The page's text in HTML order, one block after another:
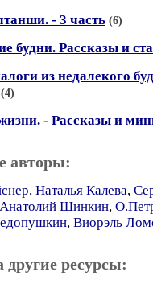
- 3 часть (6)
будни. Рассказы и
из недалекого
(4)
- Рассказы и
авторы:
, Наталья Калева,
Анатолий Шинкин,
, Виорэль
ресурсы: